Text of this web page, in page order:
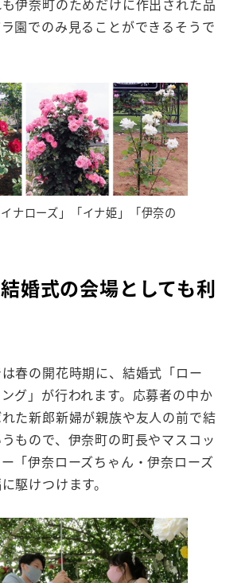
伊奈町のためだけに作出された品
園でのみ見ることができるそうで
ナローズ」「イナ姫」「伊奈の
婚式の会場としても利
春の開花時期に、結婚式「ロー
グ」が行われます。応募者の中か
た新郎新婦が親族や友人の前で結
もので、伊奈町の町長やマスコッ
「伊奈ローズちゃん・伊奈ローズ
駆けつけます。